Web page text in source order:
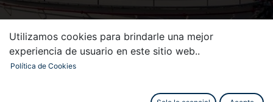
Utilizamos cookies para brindarle una mejor
experiencia de usuario en este sitio web..
Política de Cookies